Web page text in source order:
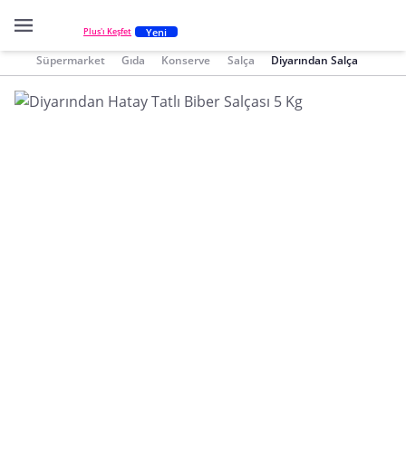
Plus'ı Keşfet Yeni
Süpermarket Gıda Konserve Salça Diyarından Salça